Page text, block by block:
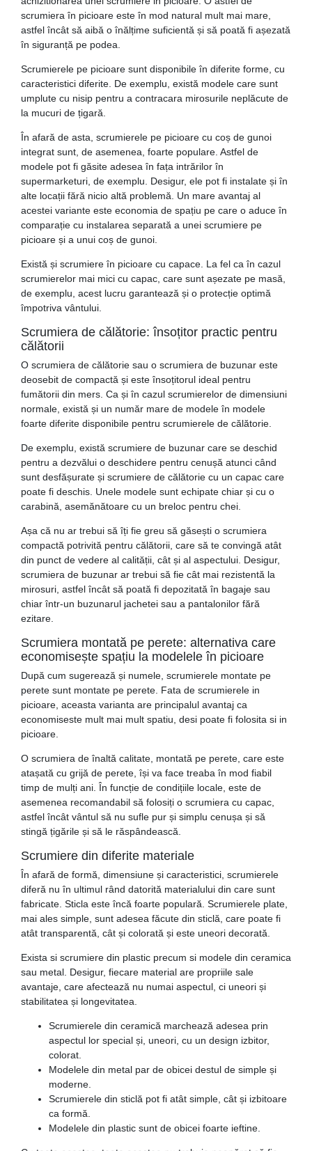
scrumiera în picioare este în mod natural mult mai mare,
astfel încât să aibă o înălțime suficientă și să poată fi așezată
în siguranță pe podea.
Scrumierele pe picioare sunt disponibile în diferite forme, cu
caracteristici diferite. De exemplu, există modele care sunt
umplute cu nisip pentru a contracara mirosurile neplăcute de
la mucuri de țigară.
În afară de asta, scrumierele pe picioare cu coș de gunoi
integrat sunt, de asemenea, foarte populare. Astfel de
modele pot fi găsite adesea în fața intrărilor în
supermarketuri, de exemplu. Desigur, ele pot fi instalate și în
alte locații fără nicio altă problemă. Un mare avantaj al
acestei variante este economia de spațiu pe care o aduce în
comparație cu instalarea separată a unei scrumiere pe
picioare și a unui coș de gunoi.
Există și scrumiere în picioare cu capace. La fel ca în cazul
scrumierelor mai mici cu capac, care sunt așezate pe masă,
de exemplu, acest lucru garantează și o protecție optimă
împotriva vântului.
Scrumiera de călătorie: însoțitor practic pentru
călătorii
O scrumiera de călătorie sau o scrumiera de buzunar este
deosebit de compactă și este însoțitorul ideal pentru
fumătorii din mers. Ca și în cazul scrumierelor de dimensiuni
normale, există și un număr mare de modele în modele
foarte diferite disponibile pentru scrumierele de călătorie.
De exemplu, există scrumiere de buzunar care se deschid
pentru a dezvălui o deschidere pentru cenușă atunci când
sunt desfășurate și scrumiere de călătorie cu un capac care
poate fi deschis. Unele modele sunt echipate chiar și cu o
carabină, asemănătoare cu un breloc pentru chei.
Așa că nu ar trebui să îți fie greu să găsești o scrumiera
compactă potrivită pentru călătorii, care să te convingă atât
din punct de vedere al calității, cât și al aspectului. Desigur,
scrumiera de buzunar ar trebui să fie cât mai rezistentă la
mirosuri, astfel încât să poată fi depozitată în bagaje sau
chiar într-un buzunarul jachetei sau a pantalonilor fără
ezitare.
Scrumiera montată pe perete: alternativa care
economisește spațiu la modelele în picioare
După cum sugerează și numele, scrumierele montate pe
perete sunt montate pe perete. Fata de scrumierele in
picioare, aceasta varianta are principalul avantaj ca
economiseste mult mai mult spatiu, desi poate fi folosita si in
picioare.
O scrumiera de înaltă calitate, montată pe perete, care este
atașată cu grijă de perete, își va face treaba în mod fiabil
timp de mulți ani. În funcție de condițiile locale, este de
asemenea recomandabil să folosiți o scrumiera cu capac,
astfel încât vântul să nu sufle pur și simplu cenușa și să
stingă țigările și să le răspândească.
Scrumiere din diferite materiale
În afară de formă, dimensiune și caracteristici, scrumierele
diferă nu în ultimul rând datorită materialului din care sunt
fabricate. Sticla este încă foarte populară. Scrumierele plate,
mai ales simple, sunt adesea făcute din sticlă, care poate fi
atât transparentă, cât și colorată și este uneori decorată.
Exista si scrumiere din plastic precum si modele din ceramica
sau metal. Desigur, fiecare material are propriile sale
avantaje, care afectează nu numai aspectul, ci uneori și
stabilitatea și longevitatea.
Scrumierele din ceramică marchează adesea prin
aspectul lor special și, uneori, cu un design izbitor,
colorat.
Modelele din metal par de obicei destul de simple și
moderne.
Scrumierele din sticlă pot fi atât simple, cât și izbitoare
ca formă.
Modelele din plastic sunt de obicei foarte ieftine.